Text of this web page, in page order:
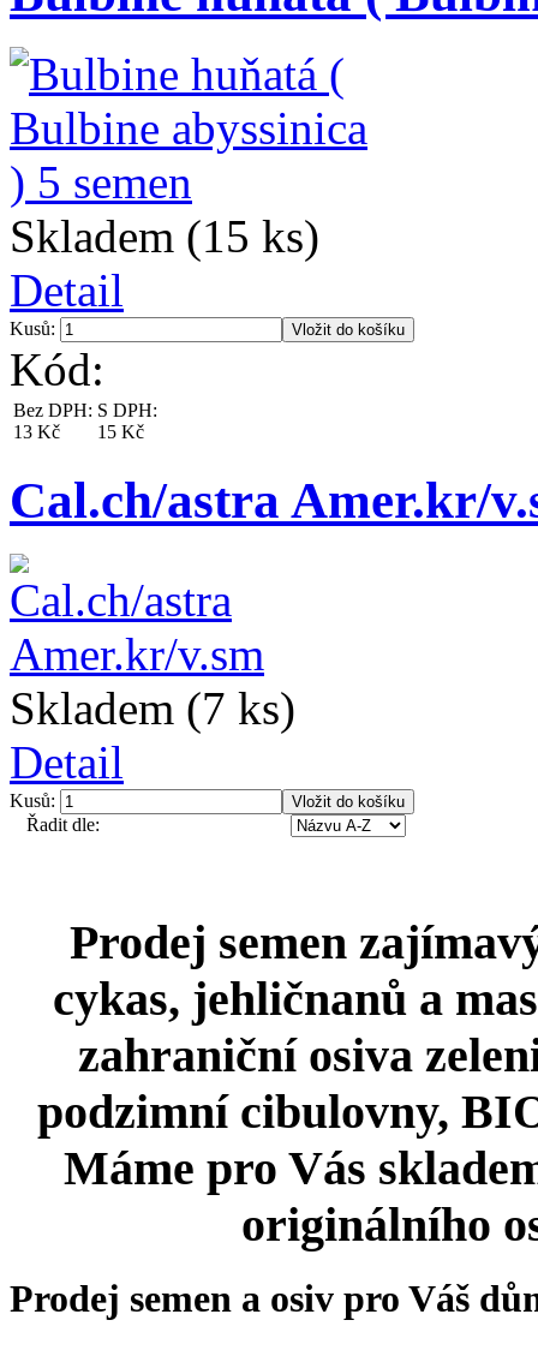
Skladem (15 ks)
Detail
Kusů:
Kód:
Bez DPH:
13 Kč
S DPH:
15 Kč
Cal.ch/astra Amer.kr/
Skladem (7 ks)
Detail
Kusů:
Řadit dle:
Prodej semen
cykas, jehličnanů a
zahraniční osiva
podzimní cibulovny,
Máme pro Vás
originálního
Prodej semen a osiv pro Váš